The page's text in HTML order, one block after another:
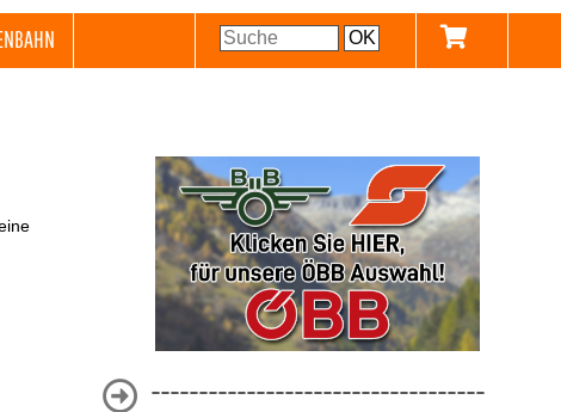
-----------------------------------